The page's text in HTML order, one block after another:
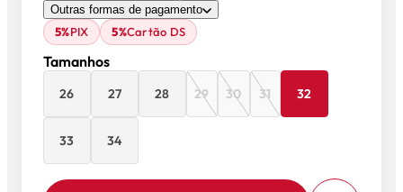
Outras formas de pagamento
5%PIX 5%Cartão DS
Tamanhos
26 27 28 29 30 31 32
33 34